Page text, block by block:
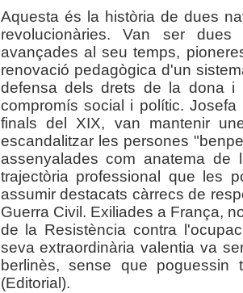
Aquesta és la història de dues
revolucionàries. Van ser
avançades al seu temps,
renovació pedagògica d'un
defensa dels drets de la dona
compromís social i polític.
finals del XIX, van mantenir
escandalitzar les persones
assenyalades com anatema
trajectòria professional que les
assumir destacats càrrecs de
Guerra Civil. Exiliades a França,
de la Resistència contra
seva extraordinària valentia va
berlinès, sense que
(Editorial).